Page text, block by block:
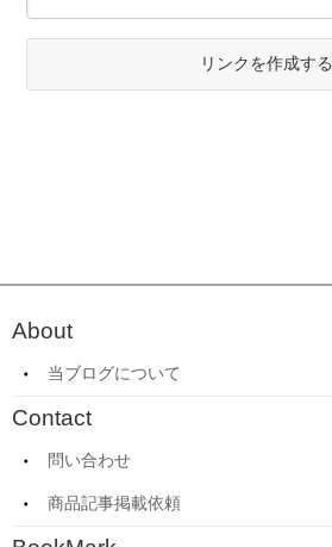
リンクを作成する
About
当ブログについて
Contact
問い合わせ
商品記事掲載依頼